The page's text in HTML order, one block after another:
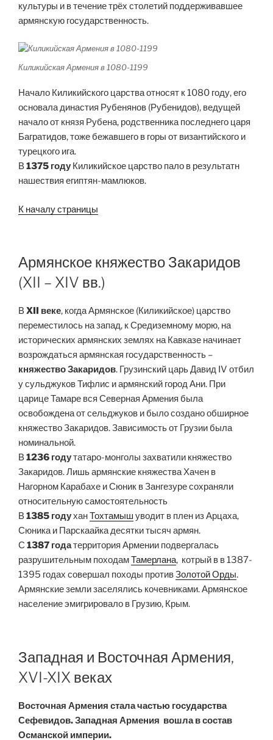
культуры и в течение трёх столетий поддерживавшее
армянскую государственность.
Киликийская Армения в 1080-1199
Начало Киликийского царства относят к 1080 году, его
основала династия Рубенянов (Рубенидов), ведущей
начало от князя Рубена, родственника последнего царя
Багратидов, тоже бежавшего в горы от византийского и
турецкого ига.
В1375 году Киликийское царство пало в результатн
нашествия египтян-мамлюков.
К началу страницы
Армянское княжество Закаридов
(XII – XIV вв.)
ВXII веке, когда Армянское (Киликийское) царство
переместилось на запад, к Средиземному морю, на
исторических армянских землях на Кавказе начинает
возрождаться армянская государственность –
княжество Закаридов. Грузинский царь Давид IV отбил
у сульджуков Тифлис и армянский город Ани. При
царице Тамаре вся Северная Армения была
освобождена от сельджуков и было создано обширное
княжество Закаридов. Зависимость от Грузии была
номинальной.
В1236 годутатаро-монголы захватили княжество
Закаридов. Лишь армянские княжества Хачен в
Нагорном Карабахе и Сюник в Зангезуре сохраняли
относительную самостоятельность
В1385 годуханТохтамыш уводит в плен из Арцаха,
Сюника и Парскаайка десятки тысяч армян.
С 1387 годатерритория Армении подвергалась
разрушительным походамТамерлана, котрый в в 1387-
1395 годах совершал походы противЗолотой Орды.
Армянские земли заселялись кочевниками. Армянское
население эмигрировало в Грузию, Крым.
Западная и Восточная Армения,
XVI-XIX веках
Восточная Армения стала частью государства
Сефевидов. Западная Армения вошла в состав
Османской империи.